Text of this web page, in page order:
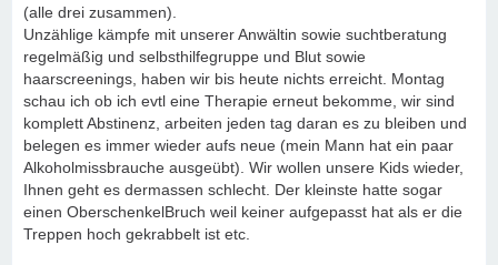
(alle drei zusammen).
Unzählige kämpfe mit unserer Anwältin sowie suchtberatung
regelmäßig und selbsthilfegruppe und Blut sowie
haarscreenings, haben wir bis heute nichts erreicht. Montag
schau ich ob ich evtl eine Therapie erneut bekomme, wir sind
komplett Abstinenz, arbeiten jeden tag daran es zu bleiben und
belegen es immer wieder aufs neue (mein Mann hat ein paar
Alkoholmissbrauche ausgeübt). Wir wollen unsere Kids wieder,
Ihnen geht es dermassen schlecht. Der kleinste hatte sogar
einen OberschenkelBruch weil keiner aufgepasst hat als er die
Treppen hoch gekrabbelt ist etc.